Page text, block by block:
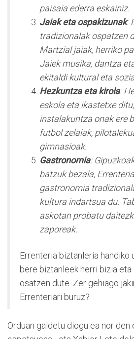
paisaia ederra eskainiz.
Jaiak eta ospakizunak:
tradizionalak ospatzen
Martzial jaiak, herriko
Jaiek musika, dantza
ekitaldi kultural eta
Hezkuntza eta kirola:
eskola eta ikastetxe
instalakuntza onak ere
futbol zelaiak,
gimnasioak.
Gastronomia:
batzuk bezala,
gastronomia
kultura indartsua du.
askotan probatu
zaporeak.
Errenteria biztanleria handiko
bere biztanleek herri bizia eta
osatzen dute. Zer gehiago
Errenteriari buruz?
Orduan galdetu diogu ea nor